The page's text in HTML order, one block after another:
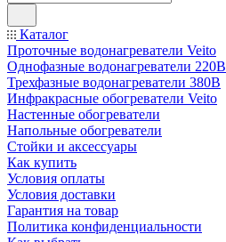
Каталог
Проточные водонагреватели Veito
Однофазные водонагреватели 220В
Трехфазные водонагреватели 380В
Инфракрасные обогреватели Veito
Настенные обогреватели
Напольные обогреватели
Стойки и аксессуары
Как купить
Условия оплаты
Условия доставки
Гарантия на товар
Политика конфиденциальности